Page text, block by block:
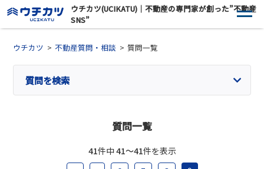
ウチカツ(UCIKATU)｜不動産の専門家が創った”不動産
SNS”
ウチカツ 不動産質問・相談 質問一覧
質問を検索
質問一覧
41件中41〜41件を表示